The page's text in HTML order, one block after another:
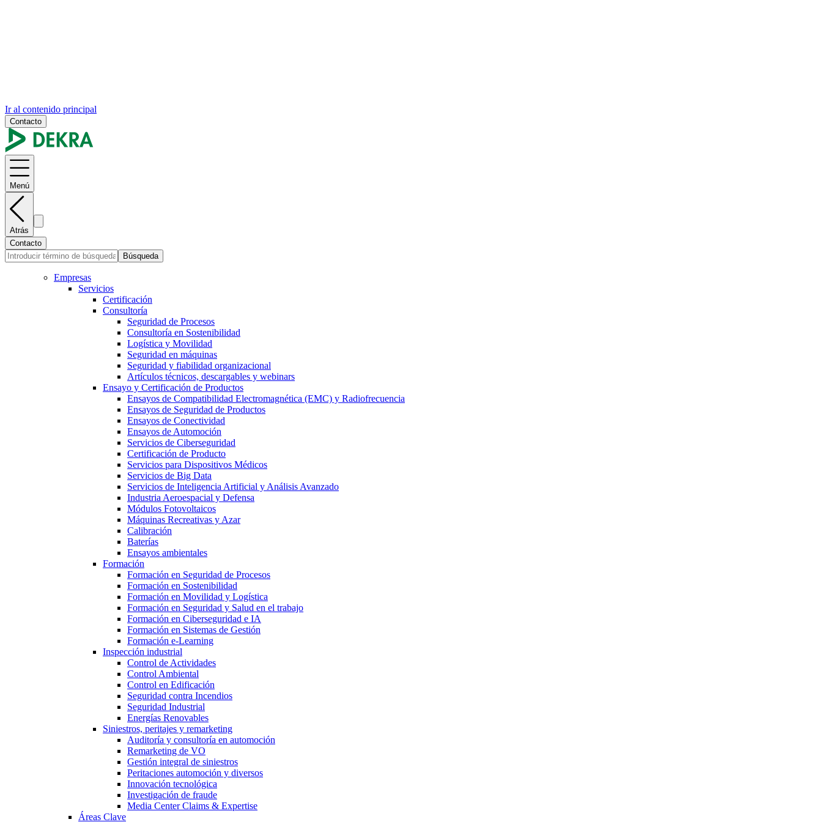
Ir al contenido principal
Contacto
Menú
Atrás
Contacto
Búsqueda
Empresas
Servicios
Certificación
Consultoría
Seguridad de Procesos
Consultoría en Sostenibilidad
Logística y Movilidad
Seguridad en máquinas
Seguridad y fiabilidad organizacional
Artículos técnicos, descargables y webinars
Ensayo y Certificación de Productos
Ensayos de Compatibilidad Electromagnética (EMC) y Radiofrecuencia
Ensayos de Seguridad de Productos
Ensayos de Conectividad
Ensayos de Automoción
Servicios de Ciberseguridad
Certificación de Producto
Servicios para Dispositivos Médicos
Servicios de Big Data
Servicios de Inteligencia Artificial y Análisis Avanzado
Industria Aeroespacial y Defensa
Módulos Fotovoltaicos
Máquinas Recreativas y Azar
Calibración
Baterías
Ensayos ambientales
Formación
Formación en Seguridad de Procesos
Formación en Sostenibilidad
Formación en Movilidad y Logística
Formación en Seguridad y Salud en el trabajo
Formación en Ciberseguridad e IA
Formación en Sistemas de Gestión
Formación e-Learning
Inspección industrial
Control de Actividades
Control Ambiental
Control en Edificación
Seguridad contra Incendios
Seguridad Industrial
Energías Renovables
Siniestros, peritajes y remarketing
Auditoría y consultoría en automoción
Remarketing de VO
Gestión integral de siniestros
Peritaciones automoción y diversos
Innovación tecnológica
Investigación de fraude
Media Center Claims & Expertise
Áreas Clave